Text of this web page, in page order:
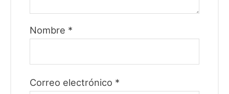
Nombre *
Correo electrónico *